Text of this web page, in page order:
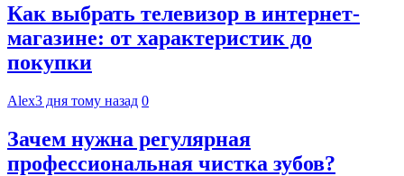
Как выбрать телевизор в интернет-
магазине: от характеристик до
покупки
Alex3 дня тому назад 0
Зачем нужна регулярная
профессиональная чистка зубов?